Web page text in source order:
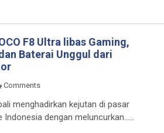
F8 Ultra libas Gaming,
Baterai Unggul dari
Comments
menghadirkan kejutan di pasar
Indonesia dengan meluncurkan......